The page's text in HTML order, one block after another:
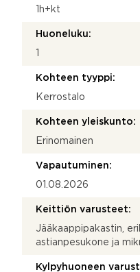
1h+kt
Huoneluku:
Kohteen tyyppi:
Kerrostalo
Kohteen yleiskunto:
Erinomainen
Vapautuminen:
01.08.2026
Keittiön varusteet:
Jääkaappipakastin,
astianpesukone ja
Kylpyhuoneen